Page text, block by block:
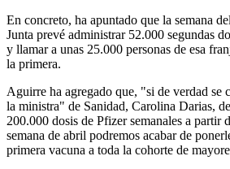
En concreto, ha apuntado que la semana
Junta prevé administrar 52.000 segundas
y llamar a unas 25.000 personas de esa
la primera.
Aguirre ha agregado que, "si de verdad se
la ministra" de Sanidad, Carolina Darias,
200.000 dosis de Pfizer semanales a partir
semana de abril podremos acabar de
primera vacuna a toda la cohorte de